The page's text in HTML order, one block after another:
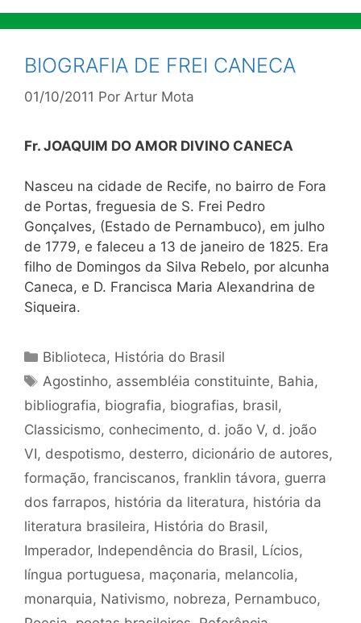
BIOGRAFIA DE FREI CANECA
01/10/2011 Por Artur Mota
Fr. JOAQUIM DO AMOR DIVINO CANECA
Nasceu na cidade de Recife, no bairro de Fora
de Portas, freguesia de S. Frei Pedro
Gonçalves, (Estado de Pernambuco), em julho
de 1779, e faleceu a 13 de janeiro de 1825. Era
filho de Domingos da Silva Rebelo, por alcunha
Caneca, e D. Francisca Maria Alexandrina de
Siqueira.
Categorias
Biblioteca, História do Brasil
Tags
Agostinho, assembléia constituinte, Bahia,
bibliografia, biografia, biografias, brasil,
Classicismo, conhecimento, d. joão V, d. joão
VI, despotismo, desterro, dicionário de autores,
formação, franciscanos, franklin távora, guerra
dos farrapos, história da literatura, história da
literatura brasileira, História do Brasil,
Imperador, Independência do Brasil, Lícios,
língua portuguesa, maçonaria, melancolia,
monarquia, Nativismo, nobreza, Pernambuco,